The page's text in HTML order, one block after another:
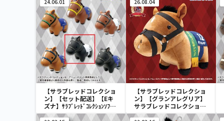
24.06.01
【サラブレッドコレクショ
ン】【セット配送】【Eキ
ズナ】ｻﾗﾌﾞﾚｯﾄﾞｺﾚｸｼｮﾝｿﾌﾋﾞ
ﾏｽｺｯﾄ3
26.08.04
【サラブレッドコレクショ
ン】【グランアレグリア】
サラブレッドコレクション
ふわふわBIG(グランアレグ